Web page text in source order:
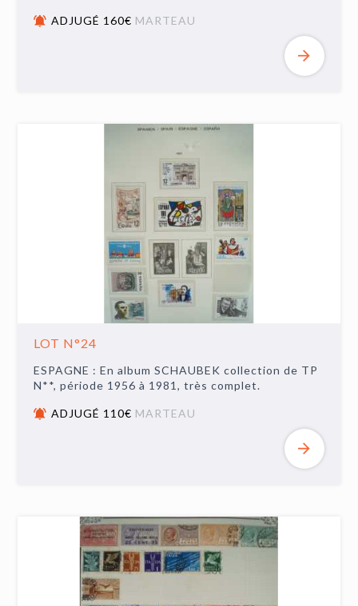
ADJUGÉ 160€ MARTEAU
LOT N°24
ESPAGNE : En album SCHAUBEK collection de TP
N**, période 1956 à 1981, très complet.
ADJUGÉ 110€ MARTEAU